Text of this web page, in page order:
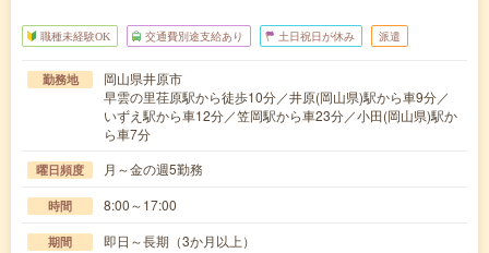
職種未経験OK 交通費別途支給あり 土日祝日が休み 派遣
勤務地
岡山県井原市
早雲の里荏原駅から徒歩10分／井原(岡山県)駅から車9分／
いずえ駅から車12分／笠岡駅から車23分／小田(岡山県)駅か
ら車7分
曜日頻度 月～金の週5勤務
時間 8:00～17:00
期間 即日～長期（3か月以上）